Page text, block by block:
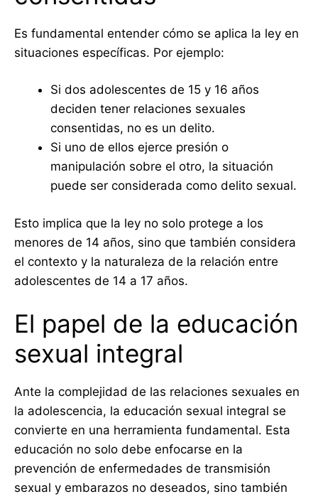
Es fundamental entender cómo se aplica la ley en
situaciones específicas. Por ejemplo:
Si dos adolescentes de 15 y 16 años
deciden tener relaciones sexuales
consentidas, no es un delito.
Si uno de ellos ejerce presión o
manipulación sobre el otro, la situación
puede ser considerada como delito sexual.
Esto implica que la ley no solo protege a los
menores de 14 años, sino que también considera
el contexto y la naturaleza de la relación entre
adolescentes de 14 a 17 años.
El papel de la educación
sexual integral
Ante la complejidad de las relaciones sexuales en
la adolescencia, la educación sexual integral se
convierte en una herramienta fundamental. Esta
educación no solo debe enfocarse en la
prevención de enfermedades de transmisión
sexual y embarazos no deseados, sino también